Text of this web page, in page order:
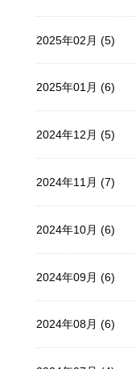
2025年02月 (5)
2025年01月 (6)
2024年12月 (5)
2024年11月 (7)
2024年10月 (6)
2024年09月 (6)
2024年08月 (6)